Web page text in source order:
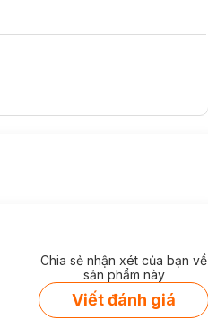
Chia sẻ nhận xét của bạn về
sản phẩm này
Viết đánh giá